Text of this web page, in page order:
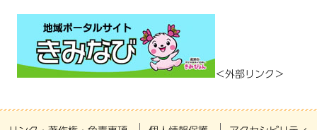
＜外部リンク＞